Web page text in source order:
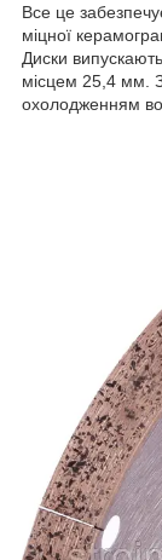
Все це
міцної
Диски
місцем 25,4 мм.
охолодженням